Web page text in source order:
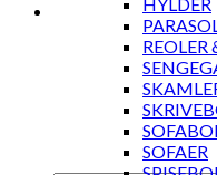
REOLER
SOFAER